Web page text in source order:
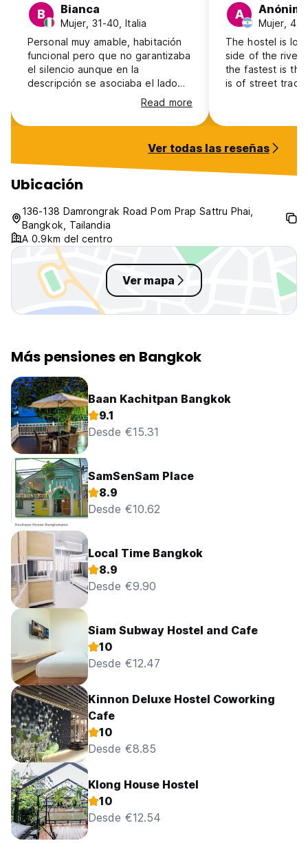
B Bianca
Mujer, 31-40, Italia
Personal muy amable, habitación
funcional pero que no garantizaba
el silencio aunque en la
descripción se asociaba el lado
del canal con más tranquilidad. De
hecho la gente que vive ahí era
muy ruidosa y también los barcos,
despiertan. El barrio estuvo un
poco aislado y poco acogedor,
para viajar sola.
Read more
A
Mujer,
The hostel is
side of the river. To go downtown
the fastest is the ferry.
is of street trade. In the map,
Ver todas las reseñas
Ubicación
136-138 Damrongrak Road Pom Prap Sattru Phai,
Bangkok, Tailandia
A 0.9km del centro
Ver mapa
Más pensiones en Bangkok
Baan Kachitpan Bangkok
9.1
Desde €15.31
SamSenSam Place
8.9
Desde €10.62
Local Time Bangkok
8.9
Desde €9.90
Siam Subway Hostel and Cafe
10
Desde €12.47
Kinnon Deluxe Hostel Coworking
Cafe
10
Desde €8.85
Klong House Hostel
10
Desde €12.54